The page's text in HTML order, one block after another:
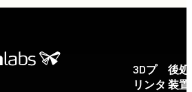
3Dプ
リンタ
後
装置